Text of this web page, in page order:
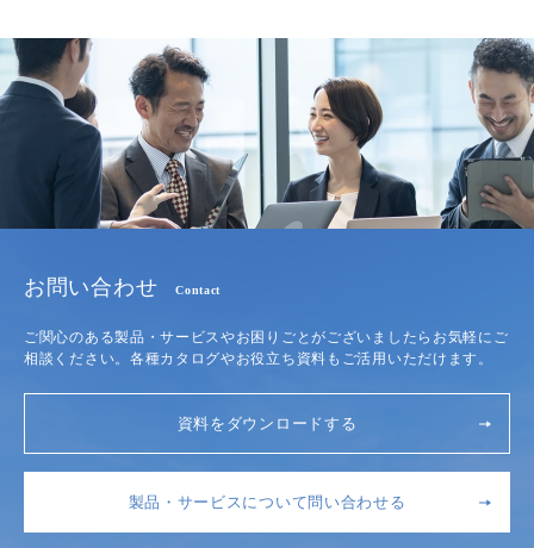
お問い合わせ Contact
ご関心のある製品・サービスやお困りごとがございましたらお気軽にご
相談ください。各種カタログやお役立ち資料もご活用いただけます。
資料をダウンロードする
製品・サービスについて問い合わせる